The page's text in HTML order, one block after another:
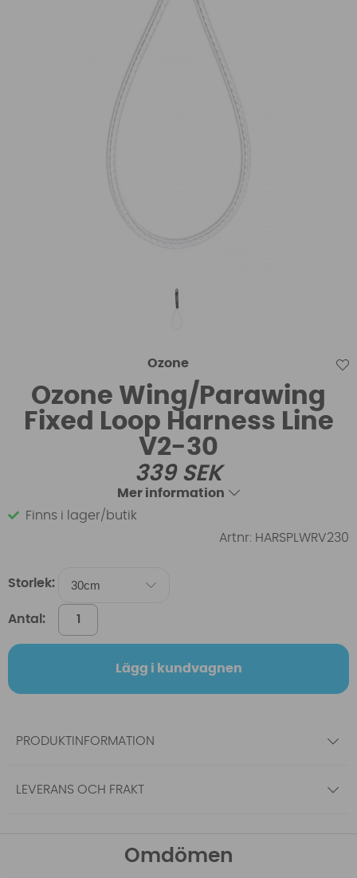
Ozone
Ozone Wing/Parawing
Fixed Loop Harness Line
V2-30
339SEK
Mer information
Finns i lager/butik
Artnr: HARSPLWRV230
Storlek:
Antal:
Lägg i kundvagnen
PRODUKTINFORMATION
LEVERANS OCH FRAKT
Omdömen